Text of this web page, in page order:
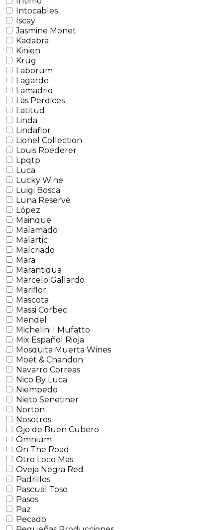
Intocables
Iscay
Jasmine Monet
Kadabra
Kinien
Krug
Laborum
Lagarde
Lamadrid
Las Perdices
Latitud
Linda
Lindaflor
Lionel Collection
Louis Roederer
Lpqtp
Luca
Lucky Wine
Luigi Bosca
Luna Reserve
López
Mainque
Malamado
Malartic
Malcriado
Mara
Marantiqua
Marcelo Gallardo
Mariflor
Mascota
Massi Corbec
Mendel
Michelini I Mufatto
Mix Español Rioja
Mosquita Muerta Wines
Moët & Chandon
Navarro Correas
Nico By Luca
Niempedo
Nieto Senetiner
Norton
Nosotros
Ojo de Buen Cubero
Omnium
On The Road
Otro Loco Mas
Oveja Negra Red
Padrillos
Pascual Toso
Pasos
Paz
Pecado